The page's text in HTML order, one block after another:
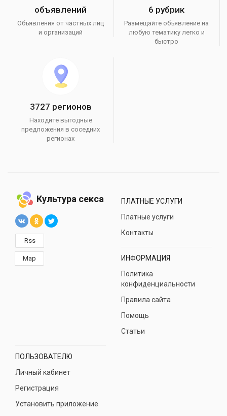
объявлений
Объявления от частных лиц
и организаций
6 рубрик
Размещайте объявление на
любую тематику легко и
быстро
3727 регионов
Находите выгодные
предложения в соседних
регионах
Культура секса
Rss
Map
ПЛАТНЫЕ УСЛУГИ
Платные услуги
Контакты
ИНФОРМАЦИЯ
Политика
конфиденциальности
Правила сайта
Помощь
Статьи
ПОЛЬЗОВАТЕЛЮ
Личный кабинет
Регистрация
Установить приложение